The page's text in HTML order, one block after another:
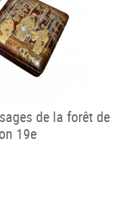
de la forêt de
19e